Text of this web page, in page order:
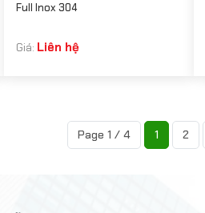
Full Inox 304
Giá: Liên hệ
Page 1 / 4 1 2